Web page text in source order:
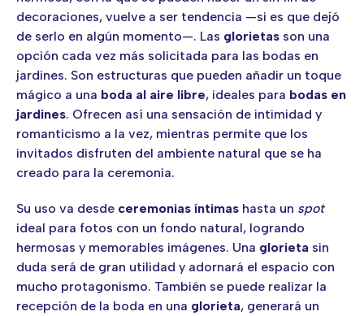
decoraciones, vuelve a ser tendencia —si es que dejó
de serlo en algún momento—. Las glorietas son una
opción cada vez más solicitada para las bodas en
jardines. Son estructuras que pueden añadir un toque
mágico a una boda al aire libre, ideales para bodas en
jardines. Ofrecen así una sensación de intimidad y
romanticismo a la vez, mientras permite que los
invitados disfruten del ambiente natural que se ha
creado para la ceremonia.
Su uso va desde ceremonias íntimas hasta un spot
ideal para fotos con un fondo natural, logrando
hermosas y memorables imágenes. Una glorieta sin
duda será de gran utilidad y adornará el espacio con
mucho protagonismo. También se puede realizar la
recepción de la boda en una glorieta, generará un